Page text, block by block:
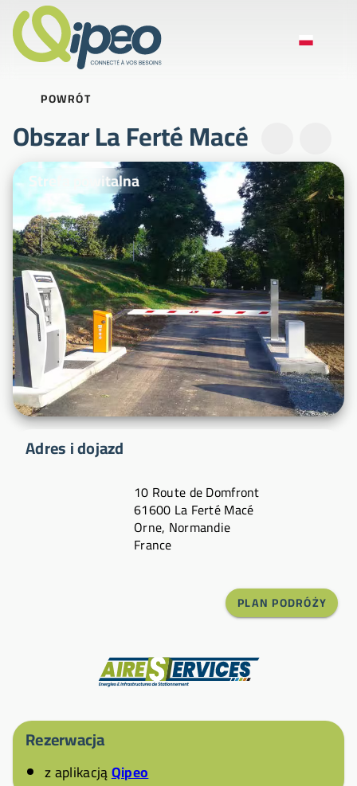
POWRÓT
Obszar La Ferté Macé
Zdjęcia ilustracyjne
Strefa powitalna
Adres i dojazd
10 Route de Domfront
61600 La Ferté Macé
Orne, Normandie
France
PLAN PODRÓŻY
Rezerwacja
z aplikacjąQipeo